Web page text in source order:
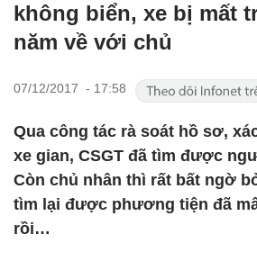
không biển, xe bị mất
năm về với chủ
07/12/2017 - 17:58
Qua công tác rà soát hồ sơ,
xe gian, CSGT đã tìm được
Còn chủ nhân thì rất bất ngờ
tìm lại được phương tiện đã
rồi…